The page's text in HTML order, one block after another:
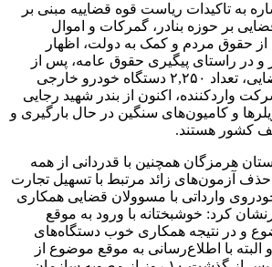
به تاکیدات ریاست قوه قضاییه مبنی بر
بر حوزه بنادر، گمرکات و اموال
حقوق مردم و کمک به دولت، اظهار
در راستای پیگیری حقوق عامه، پس از
پیگیری‌های دستگاه قضایی، تعداد ۲,۲۵۰ دستگاه خودرو خارجی
واردکننده، اکنون از بندر شهید رجایی
و کامیون‌های سنگین در حال بارگیری و
کشور هستند.
هرمزگان همچنین با قدردانی از همه
آزمون‌های زائد مرتبط با تسهیل تجارت
وارداتی با مسوولان قضایی همکاری
کرد: خوشبختانه با ورود به موقع
و در نتیجه همکاری خوب دستگاه‌های
البته با اطلاع‌رسانی به موقع موضوع از